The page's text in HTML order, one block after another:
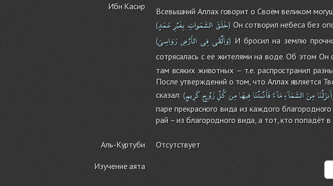
Ибн Касир Всевышний Аллах говорит о Своём великом
( خَلَقَالسَّمَواتِبِغَيْرِعَمَدٍ ) Он сотворил небеса без
( وَأَلْقَى فِى الأَرْضِ رَوَاسِىَ ) И бросил на землю
сотрясалась с её жителями на воде. Об этом Он
там всяких животных – т.е. распространил
После утверждений о том, что Аллах является
сказал: ( مِنَالسَّمَآءِمَآءًفَأَنْبَتْنَافِيهَامِنكُلِّزَوْجٍكَرِيمٍ
паре прекрасного вида из каждого
рай – из благородного вида, а тот, кто попадёт
Аль-Куртуби Отсутствует
Изучение аята